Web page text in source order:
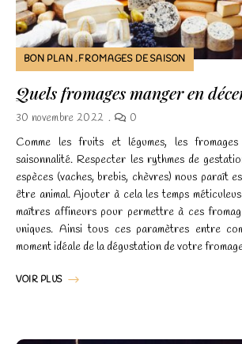
BON PLAN FROMAGES DE SAISON
Quels fromages manger en
30 novembre 2022 0
Comme les fruits et légumes, les
saisonnalité. Respecter les rythmes de
espèces (vaches, brebis, chèvres) nous paraît
être animal. Ajouter à cela les temps
maîtres affineurs pour permettre à ces
uniques. Ainsi tous ces paramètres entre
moment idéale de la dégustation de votre
VOIR PLUS